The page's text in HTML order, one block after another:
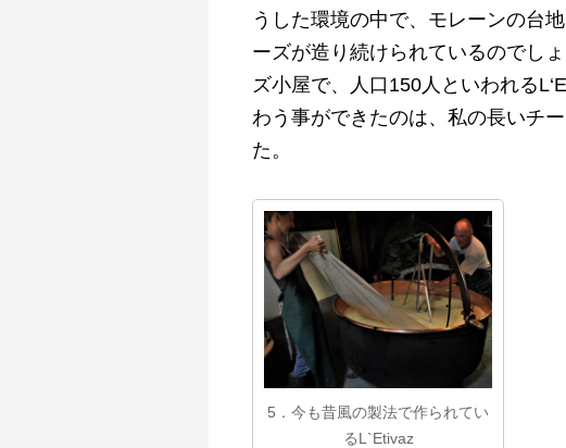
うした環境の中で、モレーンの台
ーズが造り続けられているのでし
ズ小屋で、人口150人といわれる
わう事ができたのは、私の長いチ
た。
5．今も昔風の製法で作られてい
るL`Etivaz